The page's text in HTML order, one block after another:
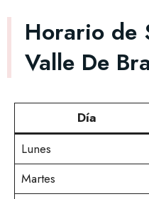
Horario de
Valle De
Día
Lunes
Martes